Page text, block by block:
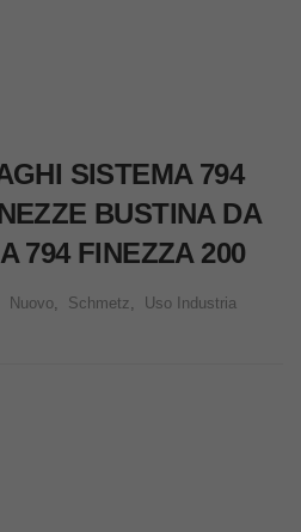
SISTEMA 794
BUSTINA DA
794 FINEZZA 200
Nuovo Schmetz
Uso Industria